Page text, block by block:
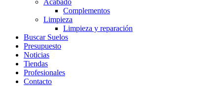
Acabado
Complementos
Limpieza
Limpieza y reparación
Buscar Suelos
Presupuesto
Noticias
Tiendas
Profesionales
Contacto